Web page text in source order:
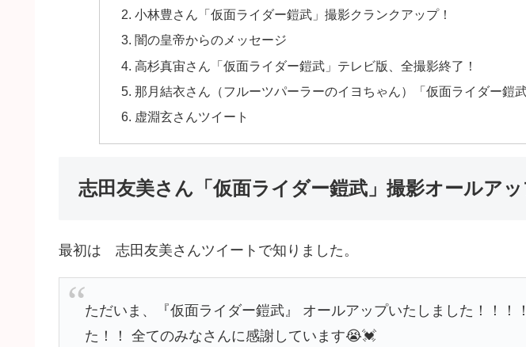
小林豊さん「仮面ライダー鎧武」撮影クランクアップ！
闇の皇帝からのメッセージ
高杉真宙さん「仮面ライダー鎧武」テレビ版、全撮影終了！
那月結衣さん（フルーツパーラーのイヨちゃん）「仮面ライダー鎧
虚淵玄さんツイート
志田友美さん「仮面ライダー鎧武」撮影オールアッ
最初は 志田友美さんツイートで知りました。
ただいま、『仮面ライダー鎧武』 オールアップいたしました！！！
た！！ 全てのみなさんに感謝しています😭💓